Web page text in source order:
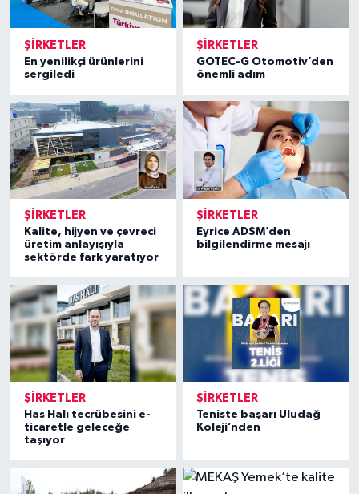
ŞIRKETLER
En yenilikçi ürünlerini
sergiledi
ŞIRKETLER
GOTEC-G Otomotiv’den
önemli adım
ŞIRKETLER
Kalite, hijyen ve çevreci
üretim anlayışıyla
sektörde fark yaratıyor
ŞIRKETLER
Eyrice ADSM’den
bilgilendirme mesajı
ŞIRKETLER
Has Halı tecrübesini e-
ticaretle geleceğe
taşıyor
ŞIRKETLER
Teniste başarı Uludağ
Koleji’nden